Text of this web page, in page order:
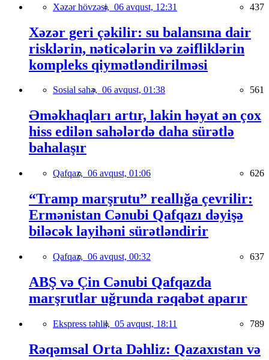
Xəzər hövzəsi, 06 avqust, 12:31 437
Xəzər geri çəkilir: su balansına dair
risklərin, nəticələrin və zəifliklərin
kompleks qiymətləndirilməsi
Sosial sahə, 06 avqust, 01:38 561
Əməkhaqları artır, lakin həyat ən çox
hiss edilən sahələrdə daha sürətlə
bahalaşır
Qafqaz, 06 avqust, 01:06 626
“Tramp marşrutu” reallığa çevrilir:
Ermənistan Cənubi Qafqazı dəyişə
biləcək layihəni sürətləndirir
Qafqaz, 06 avqust, 00:32 637
ABŞ və Çin Cənubi Qafqazda
marşrutlar uğrunda rəqabət aparır
Ekspress təhlil, 05 avqust, 18:11 789
Rəqəmsal Orta Dəhliz: Qazaxıstan və